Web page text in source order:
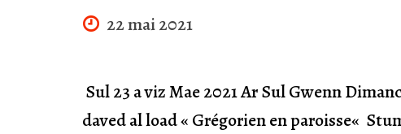
22 mai 2021
Sul 23 a viz Mae 2021 Ar Sul Gwenn
daved al load « Grégorien en paroisse«